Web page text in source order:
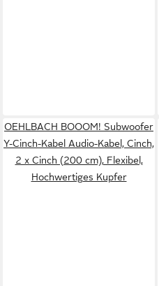
OEHLBACH BOOOM! Subwoofer
Y-Cinch-Kabel Audio-Kabel, Cinch,
2 x Cinch (200 cm), Flexibel,
Hochwertiges Kupfer